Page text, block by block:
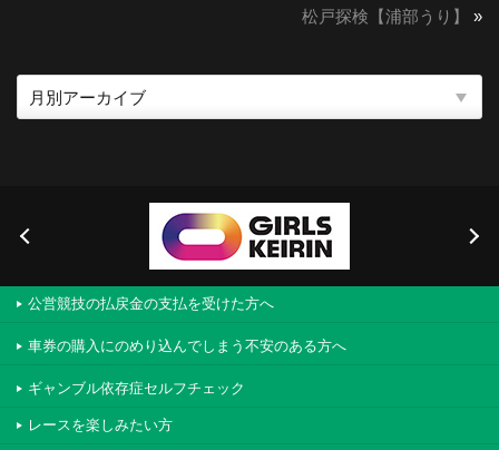
松戸探検【浦部うり】
»
公営競技の払戻金の支払を受けた方へ
車券の購入にのめり込んでしまう不安のある方へ
ギャンブル依存症セルフチェック
レースを楽しみたい方